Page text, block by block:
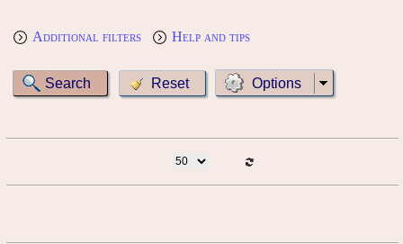
Additional filters Help and tips
Options